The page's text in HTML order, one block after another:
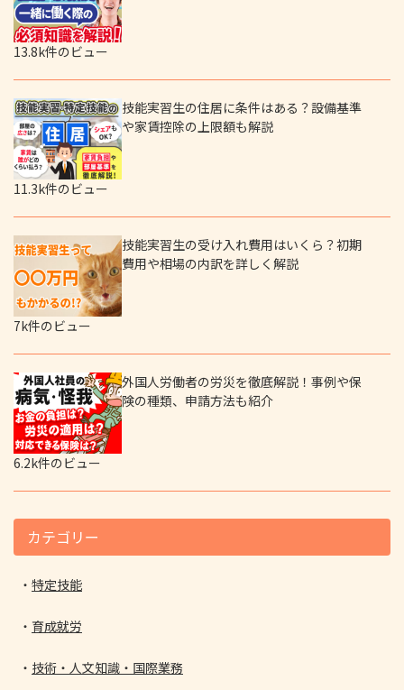
13.8k件のビュー
技能実習生の住居に条件はある？設備基準
や家賃控除の上限額も解説
11.3k件のビュー
技能実習生の受け入れ費用はいくら？初期
費用や相場の内訳を詳しく解説
7k件のビュー
外国人労働者の労災を徹底解説！事例や保
険の種類、申請方法も紹介
6.2k件のビュー
カテゴリー
特定技能
育成就労
技術・人文知識・国際業務